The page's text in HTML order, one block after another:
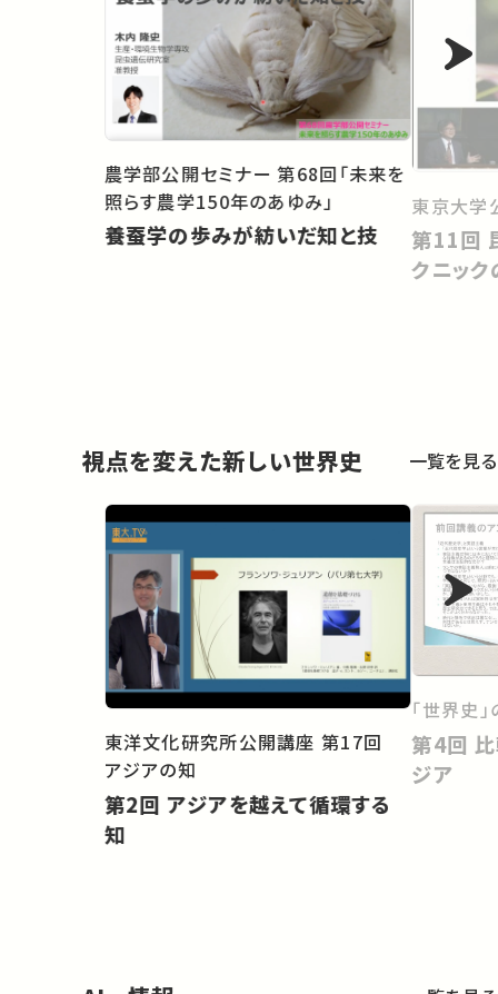
農学部公開セミナー 第68回「未来を
照らす農学150年のあゆみ」
養蚕学の歩みが紡いだ知と技
東京大学
第11回 昆虫の擬態：だましのテ
クニッ
視点を変えた新しい世界史 一覧を見る
東洋文化研究所公開講座 第17回
アジアの知
第2回 アジアを越えて循環する
知
「世界史
第4回 比較史のなかの日本・ア
ジア